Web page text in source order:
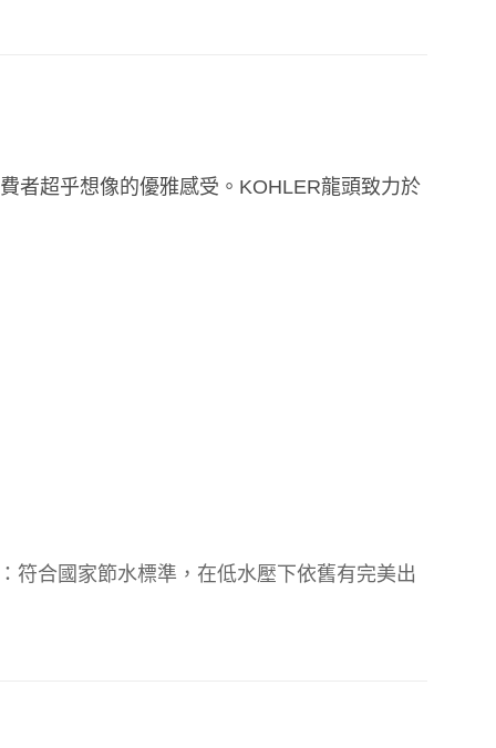
者超乎想像的優雅感受。 KOHLER龍頭致力於
符合國家節水標準，在低水壓下依舊有完美出